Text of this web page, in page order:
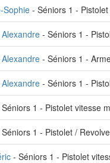
Sophie - Séniors 1 -
- Séniors 1 -
- Séniors 1 -
- Séniors 1 -
1 - Pistolet vitesse
1 - Pistolet /
- Séniors 1 - Pistolet